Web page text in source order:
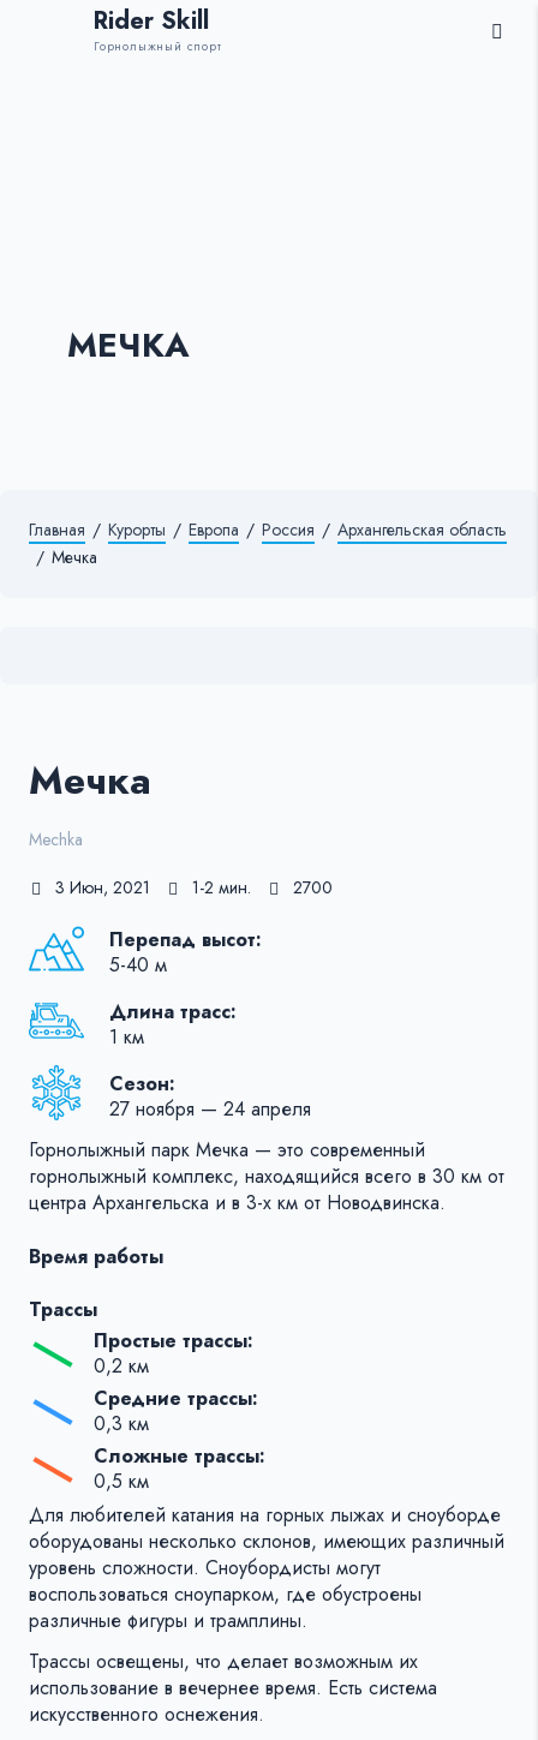
Rider Skill
Горнолыжный спорт
МЕЧКА
Главная / Курорты / Европа / Россия / Архангельская область
/ Мечка
Мечка
Mechka
3 Июн, 2021 1-2 мин. 2700
Перепад высот:
5-40 м
Длина трасс:
1 км
Сезон:
27 ноября — 24 апреля
Горнолыжный парк Мечка — это современный
горнолыжный комплекс, находящийся всего в 30 км от
центра Архангельска и в 3-х км от Новодвинска.
Время работы
Трассы
Простые трассы:
0,2 км
Средние трассы:
0,3 км
Сложные трассы:
0,5 км
Для любителей катания на горных лыжах и сноуборде
оборудованы несколько склонов, имеющих различный
уровень сложности. Сноубордисты могут
воспользоваться сноупарком, где обустроены
различные фигуры и трамплины.
Трассы освещены, что делает возможным их
использование в вечернее время. Есть система
искусственного оснежения.